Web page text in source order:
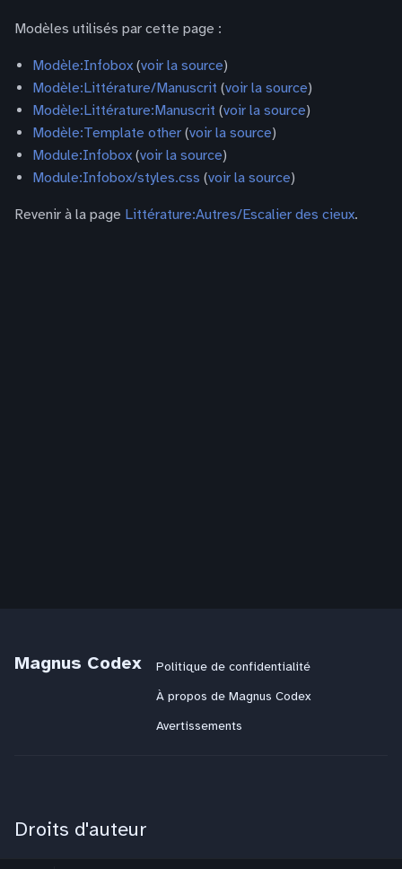
Modèles utilisés par cette page :
Modèle:Infobox (voir la source)
Modèle:Littérature/Manuscrit (voir la source)
Modèle:Littérature:Manuscrit (voir la source)
Modèle:Template other (voir la source)
Module:Infobox (voir la source)
Module:Infobox/styles.css (voir la source)
Revenir à la page Littérature:Autres/Escalier des cieux.
Magnus Codex
Politique de confidentialité
À propos de Magnus Codex
Avertissements
Droits d'auteur